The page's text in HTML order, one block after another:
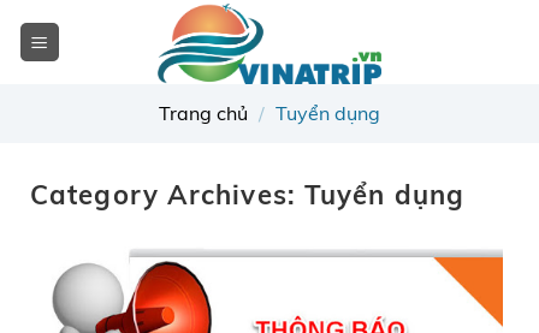
Trang chủ / Tuyển dụng
Category Archives: Tuyển dụng